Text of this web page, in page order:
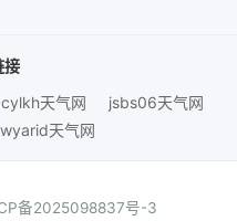
接
cylkh天气网
jsbs06天气网
天气网
备2025098837号-3